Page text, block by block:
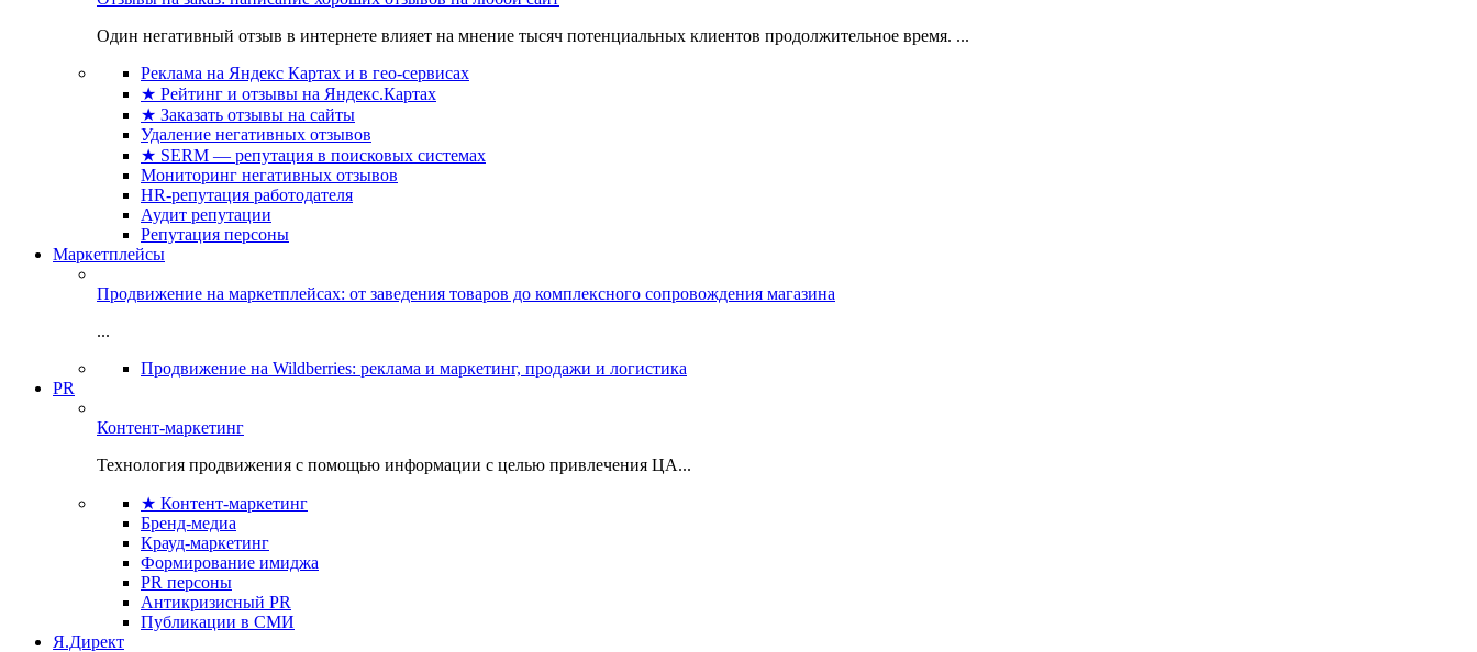
Один негативный отзыв в интернете влияет на мнение тысяч потенциальных клиентов продолжительное время. ...
Реклама на Яндекс Картах и в гео-сервисах
★ Рейтинг и отзывы на Яндекс.Картах
★ Заказать отзывы на сайты
Удаление негативных отзывов
★ SERM — репутация в поисковых системах
Мониторинг негативных отзывов
HR-репутация работодателя
Аудит репутации
Репутация персоны
Маркетплейсы
Продвижение на маркетплейсах: от заведения товаров до комплексного сопровождения магазина
...
Продвижение на Wildberries: реклама и маркетинг, продажи и логистика
PR
Контент-маркетинг
Технология продвижения с помощью информации с целью привлечения ЦА...
★ Контент-маркетинг
Бренд-медиа
Крауд-маркетинг
Формирование имиджа
PR персоны
Антикризисный PR
Публикации в СМИ
Я.Директ